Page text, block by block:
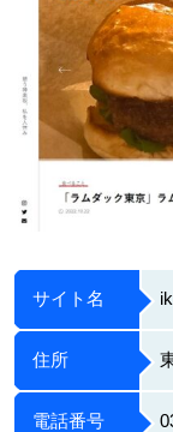
サイト名
住所
電話番号